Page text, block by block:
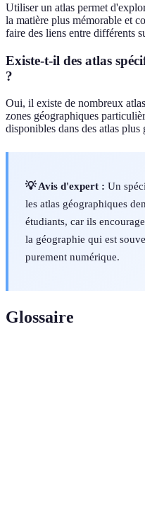
Utiliser un atlas permet
la matière plus mémorable et
faire des liens entre différents
Existe-t-il des atlas
?
Oui, il existe de nombreux
zones géographiques
disponibles dans des atlas plus
💡 Avis d'expert : Un
les atlas géographiques
étudiants, car ils
la géographie qui est
purement numérique.
Glossaire